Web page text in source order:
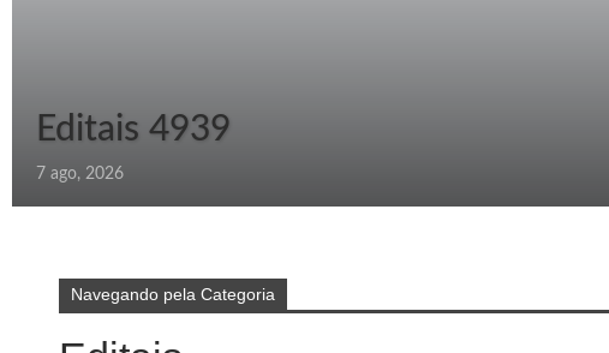
Editais 4939
7 ago, 2026
Navegando pela Categoria